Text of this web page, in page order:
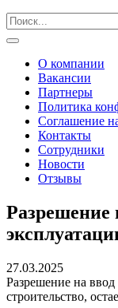
О компании
Вакансии
Партнеры
Политика
Соглашение
Контакты
Сотрудники
Новости
Отзывы
Разрешение
27.03.2025
Разрешение на
строительство,